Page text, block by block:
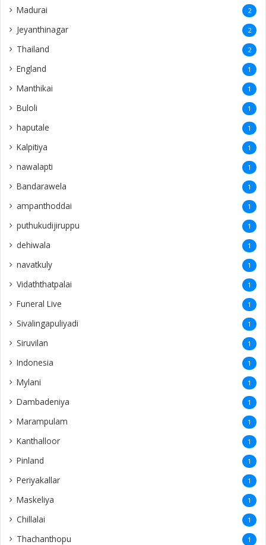
Madurai 2
Jeyanthinagar 2
Thailand 2
England 1
Manthikai 1
Buloli 1
haputale 1
Kalpitiya 1
nawalapti 1
Bandarawela 1
ampanthoddai 1
puthukudijiruppu 1
dehiwala 1
navatkuly 1
Vidaththatpalai 1
Funeral Live 1
Sivalingapuliyadi 1
Siruvilan 1
Indonesia 1
Mylani 1
Dambadeniya 1
Marampulam 1
Kanthalloor 1
Pinland 1
Periyakallar 1
Maskeliya 1
Chillalai 1
Thachanthopu 1